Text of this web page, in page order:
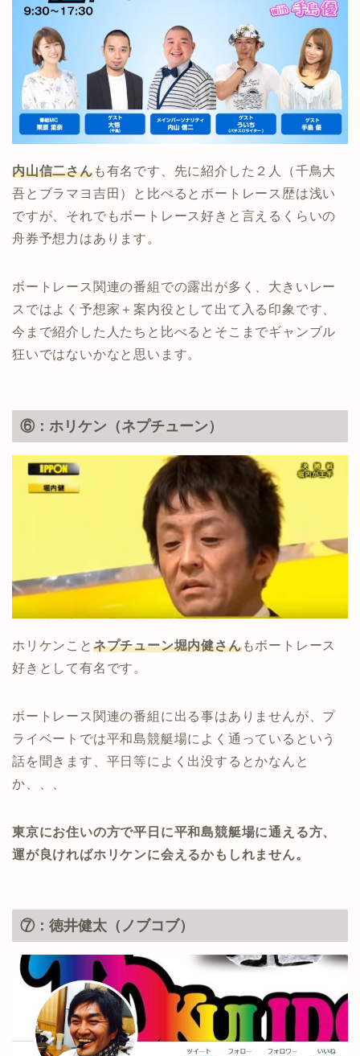
内山信二さんも有名です、先に紹介した２人（千鳥大
吾とブラマヨ吉田）と比べるとボートレース歴は浅い
ですが、それでもボートレース好きと言えるくらいの
舟券予想力はあります。
ボートレース関連の番組での露出が多く、大きいレー
スではよく予想家＋案内役として出て入る印象です、
今まで紹介した人たちと比べるとそこまでギャンブル
狂いではないかなと思います。
⑥：ホリケン（ネプチューン）
ホリケンこと ネプチューン堀内健さんもボートレース
好きとして有名です。
ボートレース関連の番組に出る事はありませんが、プ
ライベートでは平和島競艇場によく通っているという
話を聞きます、平日等によく出没するとかなんと
か、、、
東京にお住いの方で平日に平和島競艇場に通える方、
運が良ければホリケンに会えるかもしれません。
⑦：徳井健太（ノブコブ）